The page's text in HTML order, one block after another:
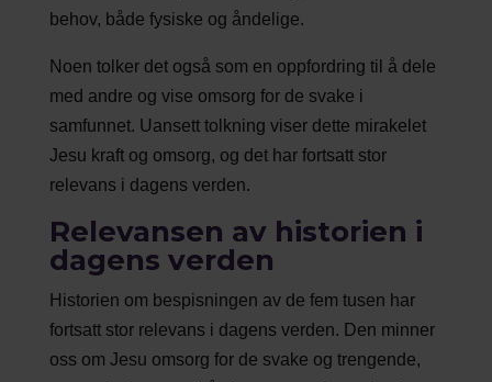
behov, både fysiske og åndelige.
Noen tolker det også som en oppfordring til å dele
med andre og vise omsorg for de svake i
samfunnet. Uansett tolkning viser dette mirakelet
Jesu kraft og omsorg, og det har fortsatt stor
relevans i dagens verden.
Relevansen av historien i
dagens verden
Historien om bespisningen av de fem tusen har
fortsatt stor relevans i dagens verden. Den minner
oss om Jesu omsorg for de svake og trengende,